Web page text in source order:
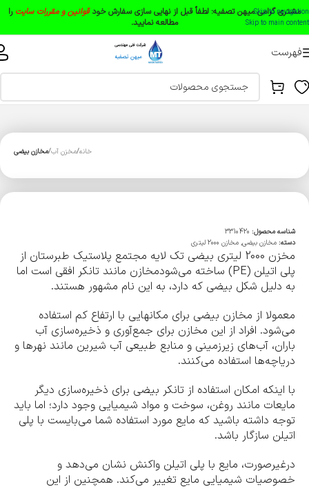
Skip to navigation
Skip to main content
مشتری گرامی میهن تصفیه: لطفاً قبل از نهایی سازی سفارش خودقوانین و مقررات سایت را
مطالعه نمایید.
فهرست
خانه مخزن آب مخازن بیضی
شناسه محصول: 3310420
دسته: مخازن بیضی, مخازن 2000 لیتری
مخزن 2000 لیتری بیضی تک لایه مجتمع پلاستیک طبرستان از
پلی اتیلن (PE) ساخته می‌شودمخازن مانند تانکر افقی است اما
به دلیل شکل بیضی که دارد، به این نام مشهور هستند.
معمولا از مخازن بیضی برای مکان‎هایی با ارتفاع کم استفاده
می‌شود. افراد از این مخازن برای جمع‌آوری و ذخیره‌سازی آب
باران، آب‌های زیرزمینی و منابع طبیعی آب شیرین مانند نهرها و
دریاچه‌ها استفاده می‌کنند.
با اینکه امکان استفاده از تانکر بیضی برای ذخیره‌سازی دیگر
مایعات مانند روغن، سوخت و مواد شیمیایی وجود دارد؛ اما باید
توجه داشته باشید که مایع مورد استفاده شما می‌بایست با پلی
اتیلن سازگار باشد.
درغیرصورت، مایع با پلی اتیلن واکنش نشان می‌دهد و
خصوصیات شیمیایی مایع تغییر می‌کند. همچنین از این